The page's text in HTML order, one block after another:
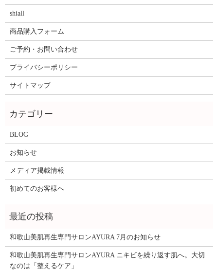
shiall
商品購入フォーム
ご予約・お問い合わせ
プライバシーポリシー
サイトマップ
BLOG
お知らせ
メディア掲載情報
初めてのお客様へ
和歌山美肌再生専門サロンAYURA 7月のお知らせ
和歌山美肌再生専門サロンAYURA ニキビを繰り返す肌へ。大切
なのは「整えるケア」